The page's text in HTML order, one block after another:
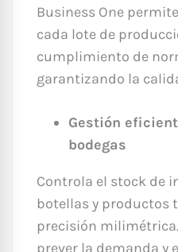
Business One
cada lote de
cumplimiento de
garantizando la
Gestión
bodegas
Controla el stock de
botellas y productos
precisión
prever la demanda y